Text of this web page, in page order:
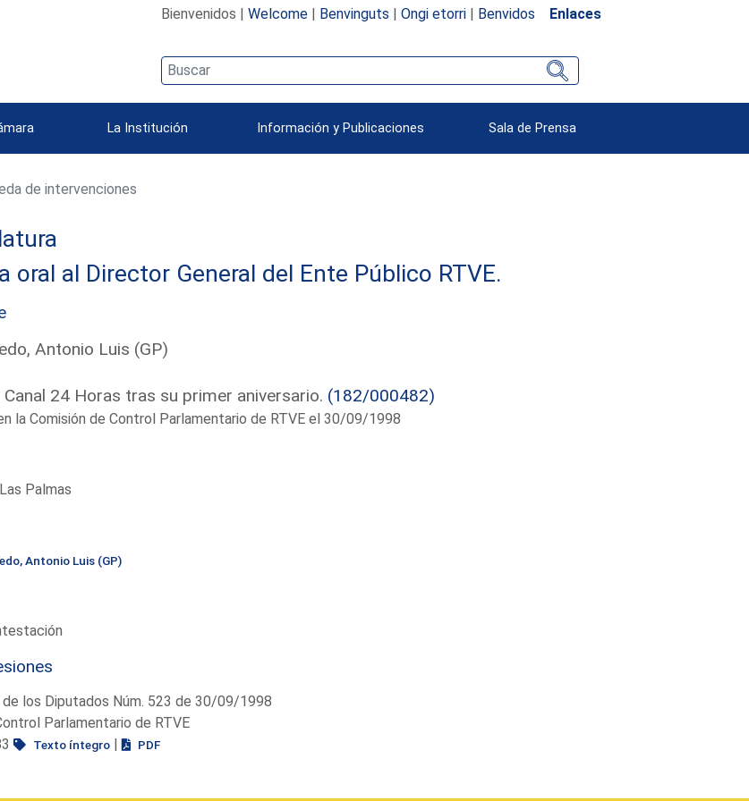
Bienvenidos | Welcome| Benvinguts | Ongi etorri| Benvidos Enlaces
La Institución Información y Publicaciones Sala de Prensa
de intervenciones
oral al Director General del Ente Público RTVE.
Antonio Luis (GP)
Canal 24 Horas tras su primer aniversario. (182/000482)
la Comisión de Control Parlamentario de RTVE el 30/09/1998
Palmas
Antonio Luis (GP)
de los Diputados Núm. 523 de 30/09/1998
Parlamentario de RTVE
Texto íntegro| PDF